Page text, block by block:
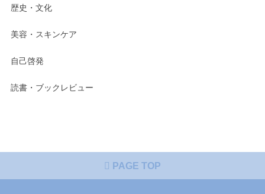
歴史・文化
美容・スキンケア
自己啓発
読書・ブックレビュー
PAGE TOP